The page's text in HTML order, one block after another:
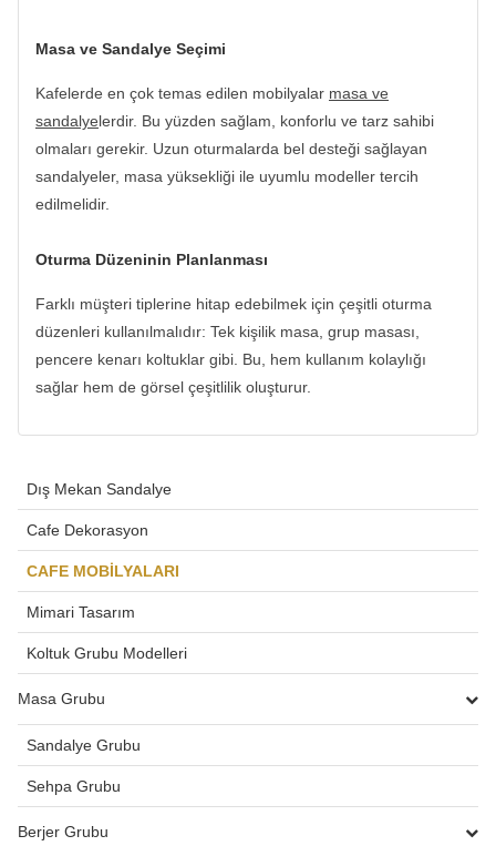
Masa ve Sandalye Seçimi
Kafelerde en çok temas edilen mobilyalar masa ve
sandalyelerdir. Bu yüzden sağlam, konforlu ve tarz sahibi
olmaları gerekir. Uzun oturmalarda bel desteği sağlayan
sandalyeler, masa yüksekliği ile uyumlu modeller tercih
edilmelidir.
Oturma Düzeninin Planlanması
Farklı müşteri tiplerine hitap edebilmek için çeşitli oturma
düzenleri kullanılmalıdır: Tek kişilik masa, grup masası,
pencere kenarı koltuklar gibi. Bu, hem kullanım kolaylığı
sağlar hem de görsel çeşitlilik oluşturur.
Dış Mekan Sandalye
Cafe Dekorasyon
CAFE MOBİLYALARI
Mimari Tasarım
Koltuk Grubu Modelleri
Masa Grubu
Sandalye Grubu
Sehpa Grubu
Berjer Grubu